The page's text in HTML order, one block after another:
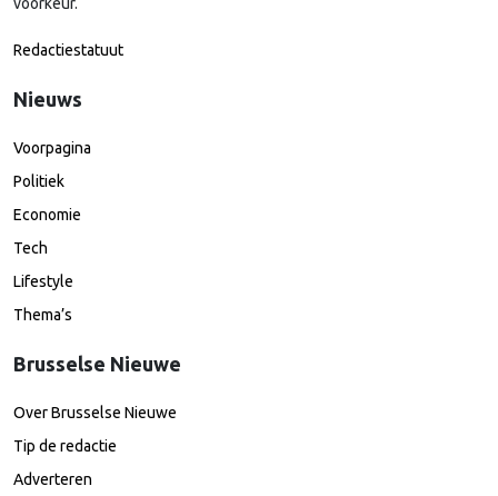
Redactiestatuut
Nieuws
Voorpagina
Politiek
Economie
Tech
Lifestyle
Thema’s
Brusselse Nieuwe
Over Brusselse Nieuwe
Tip de redactie
Adverteren